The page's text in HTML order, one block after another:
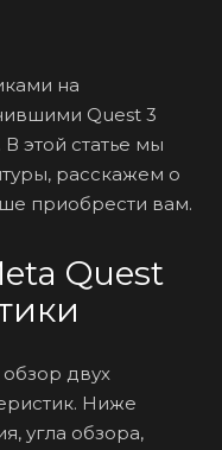
на
Quest 3
этой статье мы
расскажем о
приобрести вам.
Quest
обзор двух
Ниже
угла обзора,